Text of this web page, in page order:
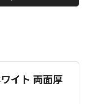
イト 両面厚